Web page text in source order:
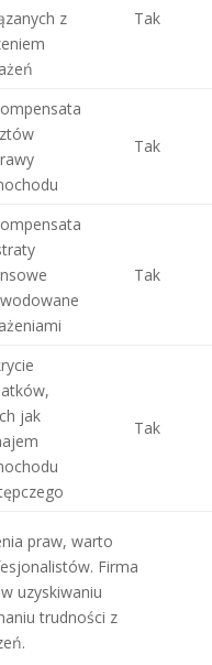
z
Tak
Tak
Tak
jak
Tak
praw, warto
Firma
uzyskiwaniu
trudności z